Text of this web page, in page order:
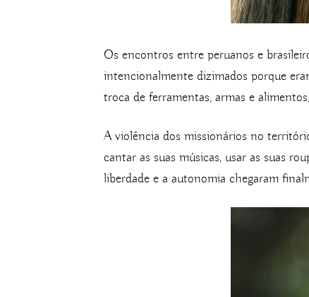
Os encontros entre peruanos e
intencionalmente dizimados porque
troca de ferramentas, armas e
A violência dos missionários no
cantar as suas músicas, usar as suas
liberdade e a autonomia chegaram